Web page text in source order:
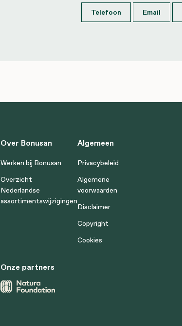
Telefoon Email
Over Bonusan
Werken bij Bonusan
Overzicht
Nederlandse
assortimentswijzigingen
Algemeen
Privacybeleid
Algemene
voorwaarden
Disclaimer
Copyright
Cookies
Onze partners